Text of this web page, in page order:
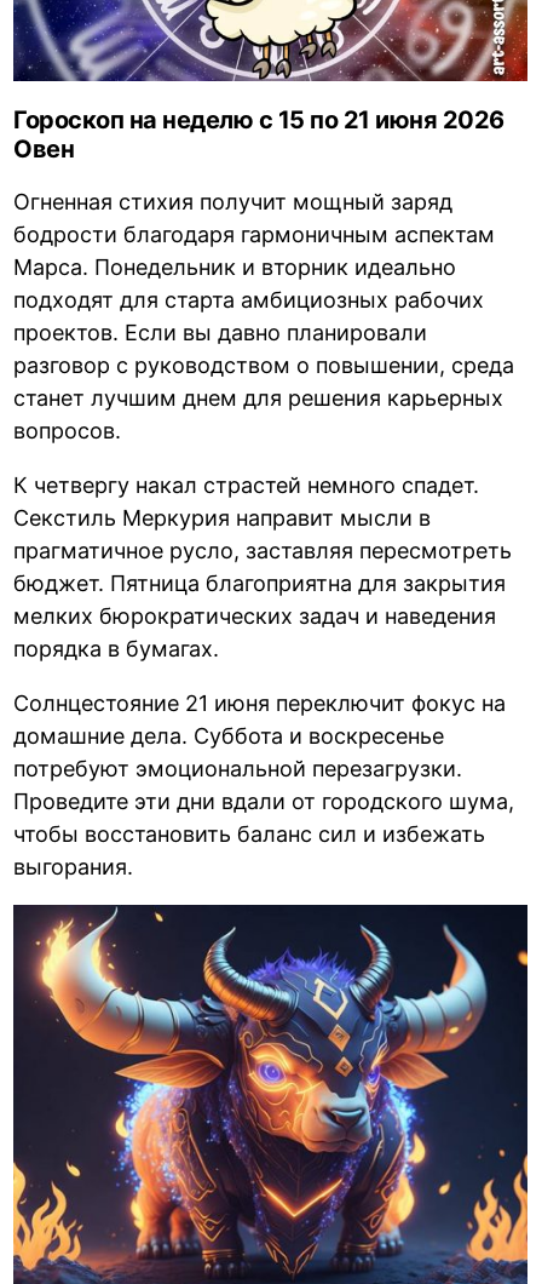
Гороскоп на неделю с 15 по 21 июня 2026
Овен
Огненная стихия получит мощный заряд
бодрости благодаря гармоничным аспектам
Марса. Понедельник и вторник идеально
подходят для старта амбициозных рабочих
проектов. Если вы давно планировали
разговор с руководством о повышении, среда
станет лучшим днем для решения карьерных
вопросов.
К четвергу накал страстей немного спадет.
Секстиль Меркурия направит мысли в
прагматичное русло, заставляя пересмотреть
бюджет. Пятница благоприятна для закрытия
мелких бюрократических задач и наведения
порядка в бумагах.
Солнцестояние 21 июня переключит фокус на
домашние дела. Суббота и воскресенье
потребуют эмоциональной перезагрузки.
Проведите эти дни вдали от городского шума,
чтобы восстановить баланс сил и избежать
выгорания.